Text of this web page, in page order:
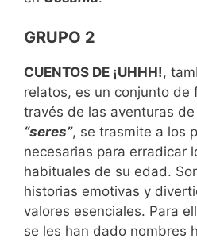
GRUPO 2
CUENTOS DE ¡UHHH!,
relatos, es un conjunto de
través de las aventuras
“seres”, se trasmite a los
necesarias para erradicar
habituales de su edad.
historias emotivas y
valores esenciales. Para
se les han dado nombres